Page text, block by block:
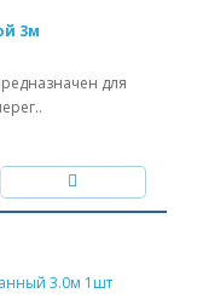
3м
для